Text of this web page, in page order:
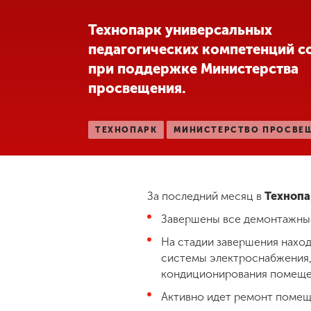
Международная
деятельность
Другие виды
деятельности
Студенческая
жизнь
Технопарк универсальных
педагогических компетенций
при поддержке Министерства
просвещения.
ТЕХНОПАРК МИНИСТЕРСТВО
За последний месяц в
Завершены все
На стадии завершения
системы
кондиционирования
Активно идет ремонт